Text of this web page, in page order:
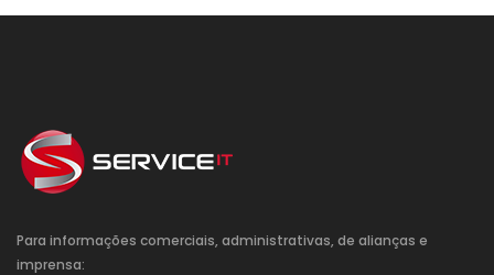
Para informações comerciais, administrativas, de alianças e
imprensa: